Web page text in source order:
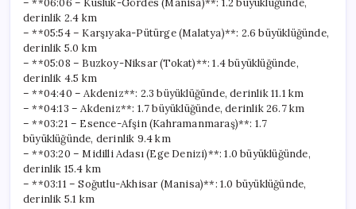
derinlik 2.4 km
– **05:54 – Karşıyaka-Pütürge (Malatya)**: 2.6 büyüklüğünde,
derinlik 5.0 km
– **05:08 – Buzkoy-Niksar (Tokat)**: 1.4 büyüklüğünde,
derinlik 4.5 km
– **04:40 – Akdeniz**: 2.3 büyüklüğünde, derinlik 11.1 km
– **04:13 – Akdeniz**: 1.7 büyüklüğünde, derinlik 26.7 km
– **03:21 – Esence-Afşin (Kahramanmaraş)**: 1.7
büyüklüğünde, derinlik 9.4 km
– **03:20 – Midilli Adası (Ege Denizi)**: 1.0 büyüklüğünde,
derinlik 15.4 km
– **03:11 – Soğutlu-Akhisar (Manisa)**: 1.0 büyüklüğünde,
derinlik 5.1 km